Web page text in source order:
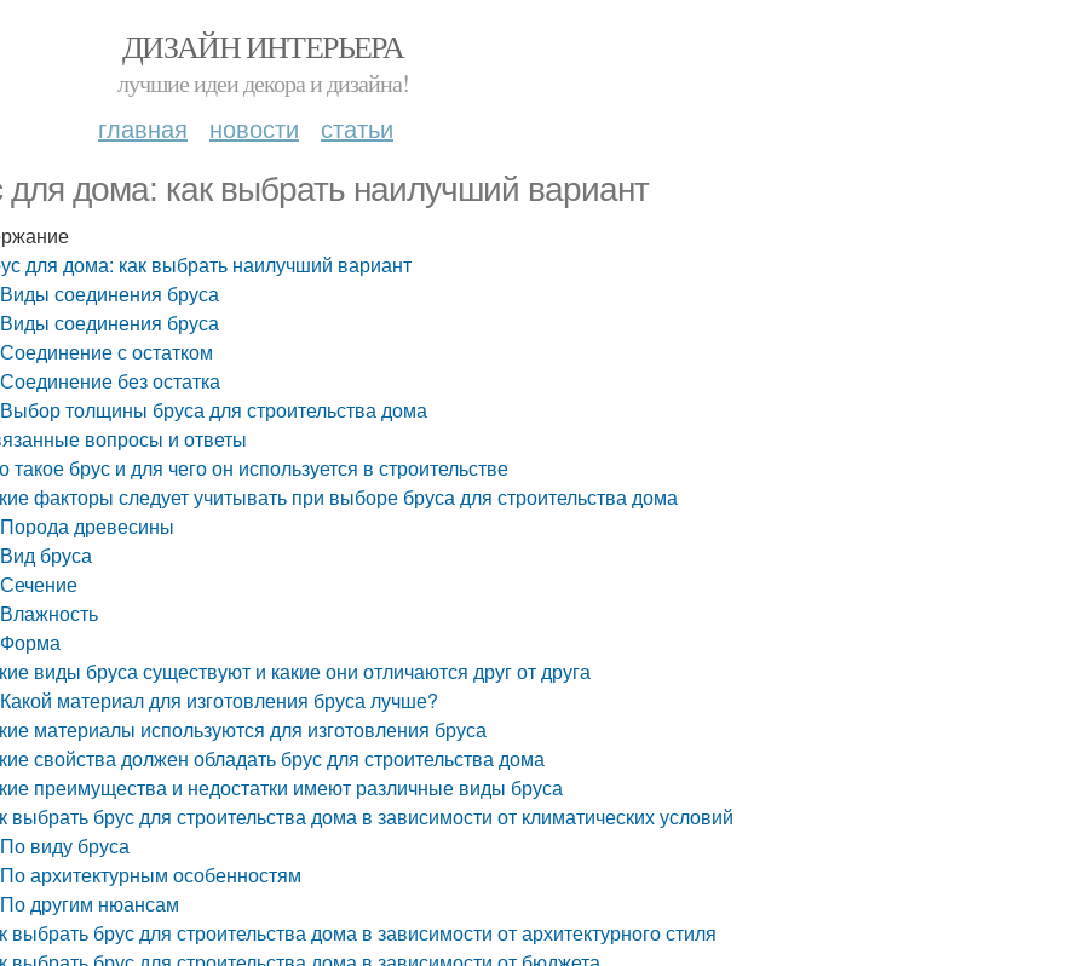
ДИЗАЙН ИНТЕРЬЕРА
лучшие идеи декора и дизайна!
главная новости статьи
для дома: как выбрать наилучший вариант
для дома: как выбрать наилучший вариант
Виды соединения бруса
Виды соединения бруса
Соединение с остатком
Соединение без остатка
Выбор толщины бруса для строительства дома
вопросы и ответы
такое брус и для чего он используется в строительстве
факторы следует учитывать при выборе бруса для строительства дома
Порода древесины
Вид бруса
Сечение
Влажность
Форма
виды бруса существуют и какие они отличаются друг от друга
Какой материал для изготовления бруса лучше?
материалы используются для изготовления бруса
свойства должен обладать брус для строительства дома
преимущества и недостатки имеют различные виды бруса
выбрать брус для строительства дома в зависимости от климатических условий
По виду бруса
По архитектурным особенностям
По другим нюансам
выбрать брус для строительства дома в зависимости от архитектурного стиля